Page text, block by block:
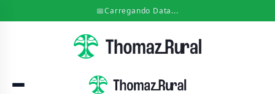
📅Carregando Data...